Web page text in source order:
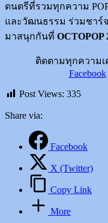
ดนตรีที่รวมทุกความ
และวัฒนธรรม ร่วมชาร์
มาสนุกกันที่ OCTOPOP
ติดตามทุกความ
Facebook
Post Views: 335
Share via:
Facebook
X (Twitter)
Copy Link
More